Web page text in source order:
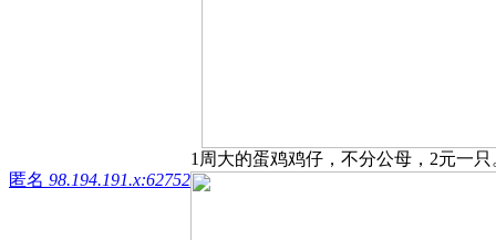
匿名 98.194.191.x:62752
1周大的蛋鸡鸡仔，不分公母，2元一只